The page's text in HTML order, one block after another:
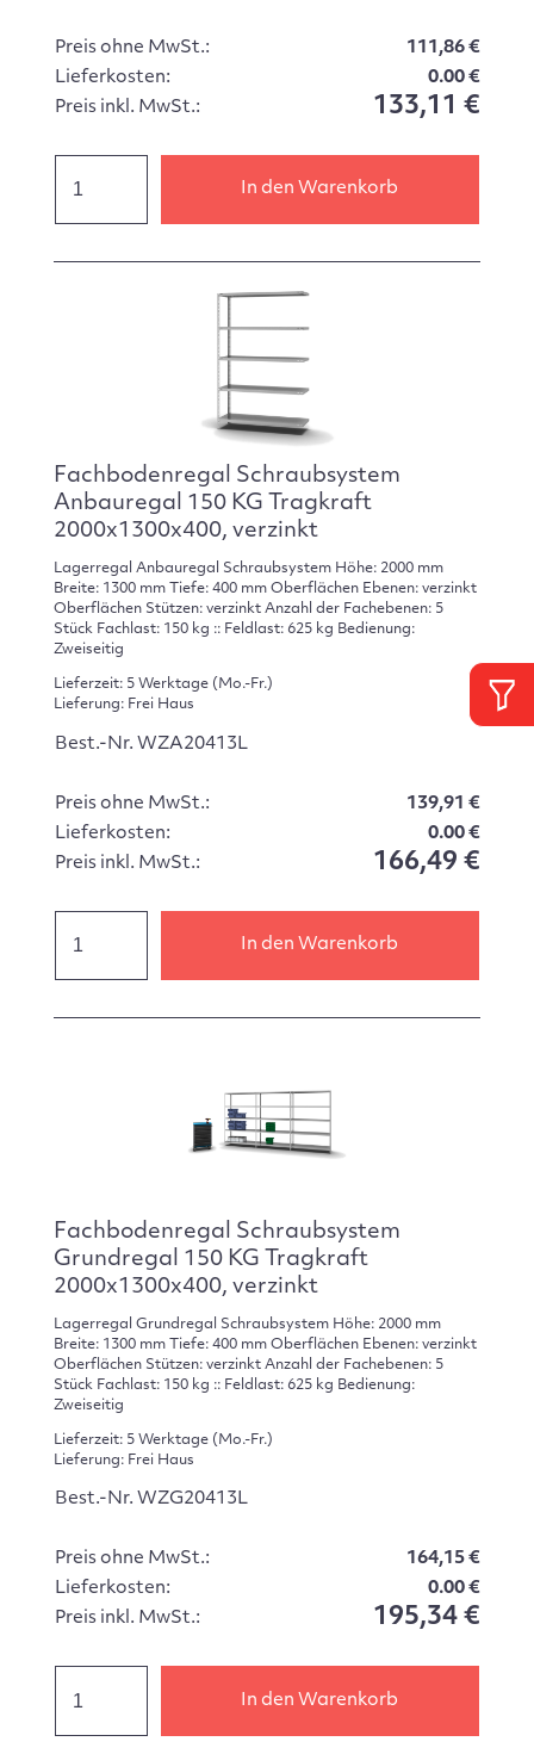
Preis ohne MwSt.:
111,86 €
Lieferkosten:
0.00 €
Preis inkl. MwSt.:
133,11 €
In den Warenkorb
Fachbodenregal Schraubsystem
Anbauregal 150 KG Tragkraft
2000x1300x400, verzinkt
Lagerregal Anbauregal Schraubsystem Höhe: 2000 mm
Breite: 1300 mm Tiefe: 400 mm Oberflächen Ebenen: verzinkt
Oberflächen Stützen: verzinkt Anzahl der Fachebenen: 5
Stück Fachlast: 150 kg :: Feldlast: 625 kg Bedienung:
Zweiseitig
Lieferzeit: 5 Werktage (Mo.-Fr.)
Lieferung: Frei Haus
Best.-Nr. WZA20413L
Preis ohne MwSt.:
139,91 €
Lieferkosten:
0.00 €
Preis inkl. MwSt.:
166,49 €
In den Warenkorb
Fachbodenregal Schraubsystem
Grundregal 150 KG Tragkraft
2000x1300x400, verzinkt
Lagerregal Grundregal Schraubsystem Höhe: 2000 mm
Breite: 1300 mm Tiefe: 400 mm Oberflächen Ebenen: verzinkt
Oberflächen Stützen: verzinkt Anzahl der Fachebenen: 5
Stück Fachlast: 150 kg :: Feldlast: 625 kg Bedienung:
Zweiseitig
Lieferzeit: 5 Werktage (Mo.-Fr.)
Lieferung: Frei Haus
Best.-Nr. WZG20413L
Preis ohne MwSt.:
164,15 €
Lieferkosten:
0.00 €
Preis inkl. MwSt.:
195,34 €
In den Warenkorb